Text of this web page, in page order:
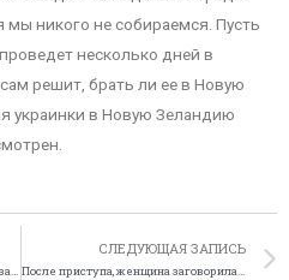
никого не собираемся. Пусть
несколько дней в
решит, брать ли ее в Новую
украинки в Новую Зеландию
В России будет открыт солярий для заключённых
СЛЕДУЮЩАЯ ЗАПИСЬ
После приступа, женщина заговорила с иностранным акцентом